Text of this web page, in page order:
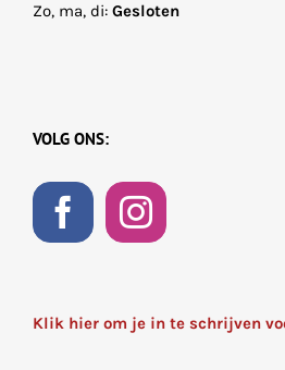
Zo, ma, di: Gesloten
VOLG ONS:
Klik hier om je in te schrijven